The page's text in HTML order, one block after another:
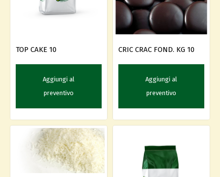
TOP CAKE 10
Aggiungi al
preventivo
CRIC CRAC FOND. KG 10
Aggiungi al
preventivo